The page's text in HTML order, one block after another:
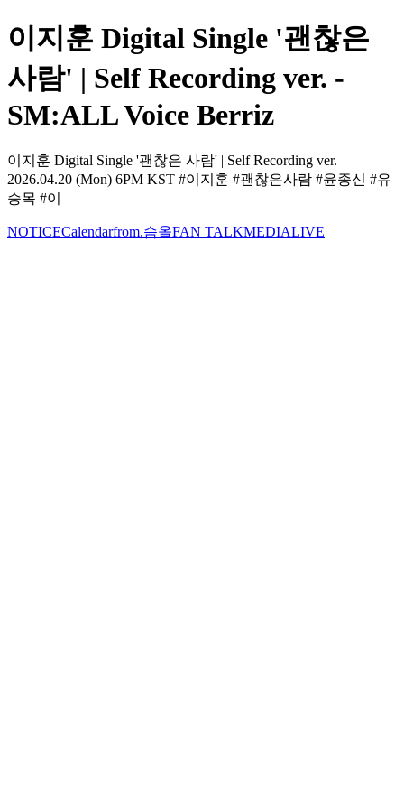
이지훈 Digital Single '괜찮은
사람' | Self Recording ver. -
SM:ALL Voice Berriz
이지훈 Digital Single '괜찮은 사람' | Self Recording ver.
2026.04.20 (Mon) 6PM KST #이지훈 #괜찮은사람 #윤종신 #유
승목 #이
NOTICECalendarfrom.슴올FAN TALKMEDIALIVE